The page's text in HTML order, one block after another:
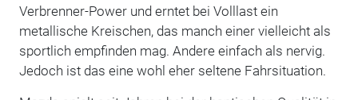
Verbrenner-Power und erntet bei Volllast ein
metallische Kreischen, das manch einer vielleicht als
sportlich empfinden mag. Andere einfach als nervig.
Jedoch ist das eine wohl eher seltene Fahrsituation.